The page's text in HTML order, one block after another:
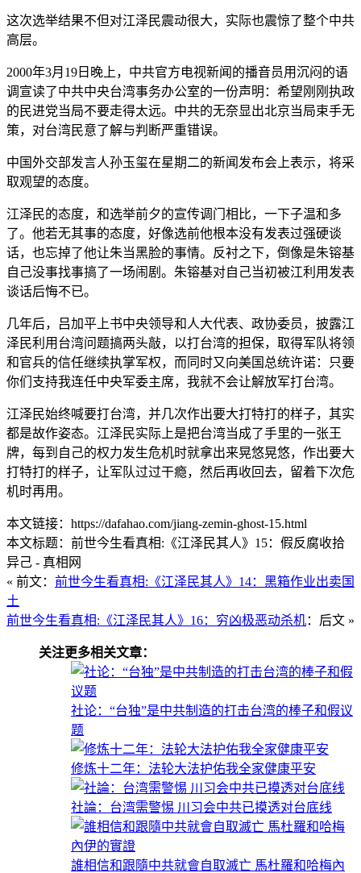
这次选举结果不但对江泽民震动很大，实际也震惊了整个中共
高层。
2000年3月19日晚上，中共官方电视新闻的播音员用沉闷的语
调宣读了中共中央台湾事务办公室的一份声明：希望刚刚执政
的民进党当局不要走得太远。中共的无奈显出北京当局束手无
策，对台湾民意了解与判断严重错误。
中国外交部发言人孙玉玺在星期二的新闻发布会上表示，将采
取观望的态度。
江泽民的态度，和选举前夕的宣传调门相比，一下子温和多
了。他若无其事的态度，好像选前他根本没有发表过强硬谈
话，也忘掉了他让朱当黑脸的事情。反衬之下，倒像是朱镕基
自己没事找事搞了一场闹剧。朱镕基对自己当初被江利用发表
谈话后悔不已。
几年后，吕加平上书中央领导和人大代表、政协委员，披露江
泽民利用台湾问题搞两头敲，以打台湾的担保，取得军队将领
和官兵的信任继续执掌军权，而同时又向美国总统许诺：只要
你们支持我连任中央军委主席，我就不会让解放军打台湾。
江泽民始终喊要打台湾，并几次作出要大打特打的样子，其实
都是故作姿态。江泽民实际上是把台湾当成了手里的一张王
牌，每到自己的权力发生危机时就拿出来晃悠晃悠，作出要大
打特打的样子，让军队过过干瘾，然后再收回去，留着下次危
机时再用。
本文链接：https://dafahao.com/jiang-zemin-ghost-15.html
本文标题：前世今生看真相:《江泽民其人》15：假反腐收拾
异己 - 真相网
« 前文： 前世今生看真相:《江泽民其人》14：黑箱作业出卖国
土
前世今生看真相:《江泽民其人》16：穷凶极恶动杀机：后文 »
关注更多相关文章：
社论：“台独”是中共制造的打击台湾的棒子和假议
题
修炼十二年：法轮大法护佑我全家健康平安
社論：台湾需警惕 川习会中共已摸透对台底线
誰相信和跟隨中共就會自取滅亡 馬杜羅和哈梅內